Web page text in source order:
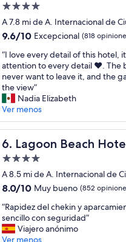
n
p
a
a
q
u
i
n
l
l
e
g
a
t
a
d
e
d
n
s
t
l
a
c
i
n
e
s
.
e
r
s
n
a
l
Propiedad
de
4.0
A 7.8 mi de A. Internacional de
9.6
10,
Excepcional,
(818
opiniones)
9.6/10 Excepcional (818
“
I
l
o
v
e
e
v
e
y
d
e
a
i
l
o
“I love every detail of this hotel,
attention to every detail ♥️. The
never want to leave it, and the
the view”
Nadia Elizabeth
Ver menos
6. Lagoon Beach
Lagoon Beach Hotel & Spa
Propiedad
de
4.0
A 8.5 mi de A. Internacional de
8.0
10,
Muy
bueno,
8.0/10 Muy bueno (852
“
R
a
p
“Rapidez del chekin y
sencillo con seguridad”
Viajero anónimo
Ver menos